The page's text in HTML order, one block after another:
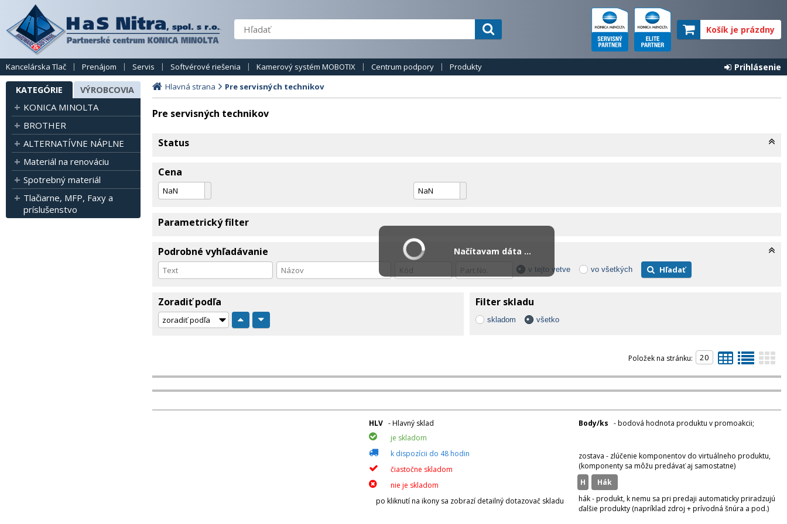
Košík je prázdny
Kancelárska Tlač Prenájom Servis Softvérové riešenia Kamerový systém MOBOTIX Centrum podpory Produkty Prihlásenie
KATEGÓRIE VÝROBCOVIA
KONICA MINOLTA
BROTHER
ALTERNATÍVNE NÁPLNE
Materiál na renováciu
Spotrebný materiál
Tlačiarne, MFP, Faxy a
príslušenstvo
Hlavná strana Pre servisných technikov
Pre servisných technikov
Status
Cena
Parametrický filter
Podrobné vyhľadávanie
v tejto vetve vo všetkých Hľadať
Zoradiť podľa Filter skladu
skladom všetko
Položek na stránku:
HLV - Hlavný sklad
je skladom
k dispozícii do 48 hodin
čiastočne skladom
nie je skladom
po kliknutí na ikony sa zobrazí detailný dotazovač skladu
Body/ks - bodová hodnota produktu v promoakcii;
zostava - zlúčenie komponentov do virtuálneho produktu,
(komponenty sa môžu predávať aj samostatne)
H
hák
hák - produkt, k nemu sa pri predaji automaticky priradzujú
ďalšie produkty (napríklad zdroj + prívodná šnúra a pod.)
Načítavam dáta ...